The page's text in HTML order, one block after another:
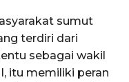
sumut
terdiri dari
sebagai wakil
itu memiliki peran